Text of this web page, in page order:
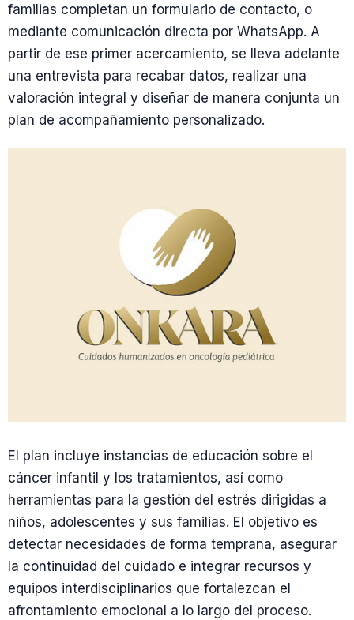
familias completan un formulario de contacto, o
mediante comunicación directa por WhatsApp. A
partir de ese primer acercamiento, se lleva adelante
una entrevista para recabar datos, realizar una
valoración integral y diseñar de manera conjunta un
plan de acompañamiento personalizado.
El plan incluye instancias de educación sobre el
cáncer infantil y los tratamientos, así como
herramientas para la gestión del estrés dirigidas a
niños, adolescentes y sus familias. El objetivo es
detectar necesidades de forma temprana, asegurar
la continuidad del cuidado e integrar recursos y
equipos interdisciplinarios que fortalezcan el
afrontamiento emocional a lo largo del proceso.